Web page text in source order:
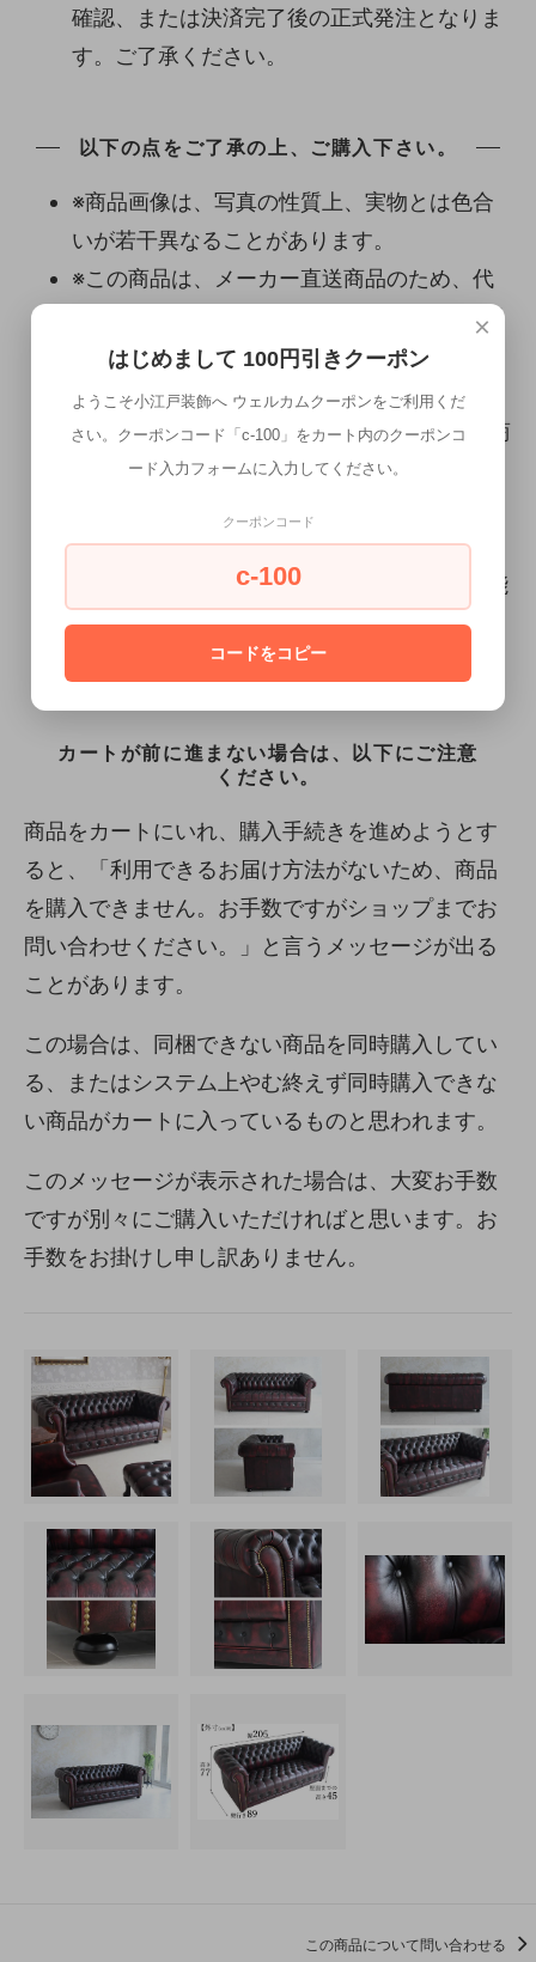
確認、または決済完了後の正式発注となりま
す。ご了承ください。
以下の点をご了承の上、ご購入下さい。
※商品画像は、写真の性質上、実物とは色合
いが若干異なることがあります。
※この商品は、メーカー直送商品のため、代
引き決済、他の商品との同梱発送はご利用頂
けません。
※こちらの商品は、最長で約1ヶ月先までのお
取り置きが可能です。(決済が完了している商
品に限ります。) 是非お申し付け下さい。そ
更等はお受けできません。ご了承下さい。
※購入時システム上180日後までの設定が可能
ですが、こちらの使用品は対象外となります
ので、ご了承ください。
カートが前に進まない場合は、以下にご注意
ください。
商品をカートにいれ、購入手続きを進めようとす
ると、「利用できるお届け方法がないため、商品
を購入できません。お手数ですがショップまでお
問い合わせください。」と言うメッセージが出る
ことがあります。
この場合は、同梱できない商品を同時購入してい
る、またはシステム上やむ終えず同時購入できな
い商品がカートに入っているものと思われます。
このメッセージが表示された場合は、大変お手数
ですが別々にご購入いただければと思います。お
手数をお掛けし申し訳ありません。
この商品について問い合わせる
×
はじめまして 100円引きクーポン
ようこそ小江戸装飾へ ウェルカムクーポンをご利用くだ
さい。クーポンコード「c-100」をカート内のクーポンコ
ード入力フォームに入力してください。
クーポンコード
c-100
コードをコピー